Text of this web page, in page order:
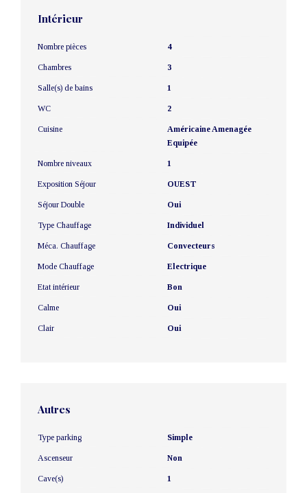
Intérieur
Nombre pièces 4
Chambres 3
Salle(s) de bains 1
WC 2
Cuisine
Américaine Amenagée
Equipée
Nombre niveaux 1
Exposition Séjour OUEST
Séjour Double Oui
Type Chauffage Individuel
Méca. Chauffage Convecteurs
Mode Chauffage Electrique
Etat intérieur Bon
Calme Oui
Clair Oui
Autres
Type parking Simple
Ascenseur Non
Cave(s) 1